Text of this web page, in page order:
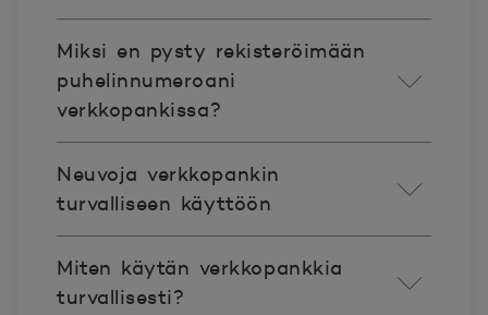
Miksi en pysty rekisteröimään
puhelinnumeroani
verkkopankissa?
Neuvoja verkkopankin
turvalliseen käyttöön
Miten käytän verkkopankkia
turvallisesti?